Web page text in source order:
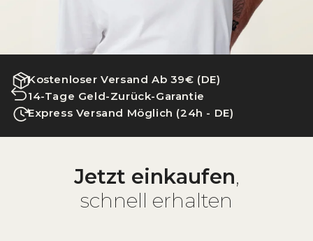
Kostenloser Versand Ab 39€ (DE)
14-Tage Geld-Zurück-Garantie
Express Versand Möglich (24h - DE)
Jetzt einkaufen,
schnell erhalten